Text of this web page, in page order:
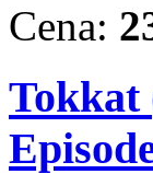
Cena:
Tokkat